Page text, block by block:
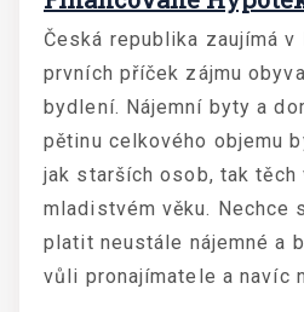
Česká republika zaujímá v
prvních příček zájmu
bydlení. Nájemní byty a
pětinu celkového objemu
jak starších osob, tak
mladistvém věku. Nechce
platit neustále nájemné a
vůli pronajímatele a navíc